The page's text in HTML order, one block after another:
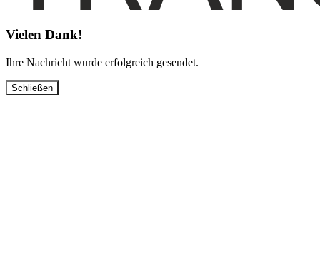
Vielen Dank!
Ihre Nachricht wurde erfolgreich gesendet.
Schließen